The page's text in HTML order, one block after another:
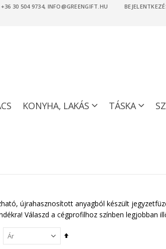
30 504 9734, INFO@GREENGIFT.HU
KONYHA, LAKÁS TÁSKA
újrahasznosított anyagból készült
Válaszd a cégprofilhoz színben legjobban
Csökkenő